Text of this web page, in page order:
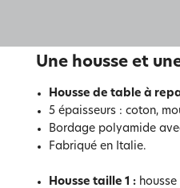
Une housse et
Housse de table à
5 épaisseurs : coton,
Bordage polyamide
Fabriqué en Italie.
Housse taille 1 :